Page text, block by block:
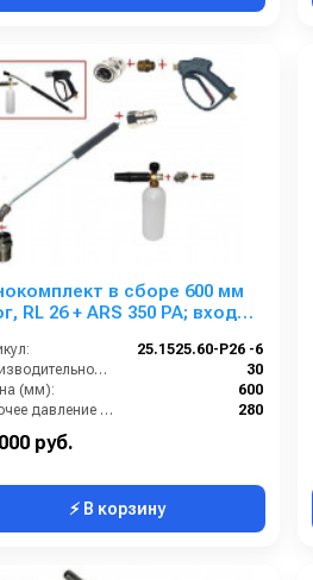
в сборе 600 мм
RL 26 + ARS 350 РА; вход
25.1525.60-P26 -6
Производительность (л/мин):
30
(мм):
600
Рабочее давление (бар):
280
руб.
⚡ В корзину